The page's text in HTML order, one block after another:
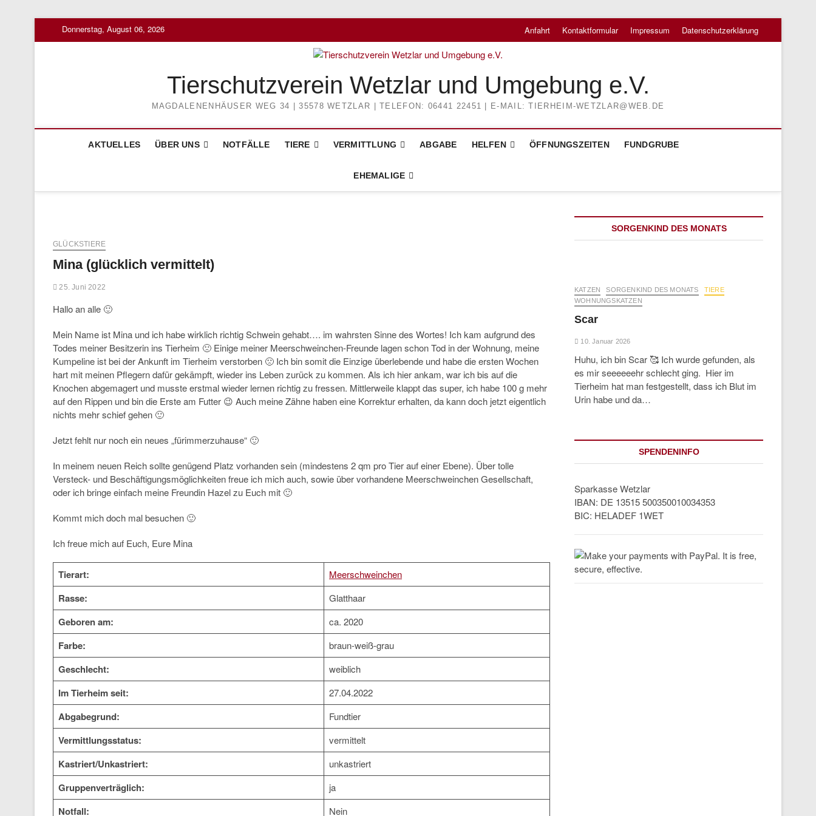
Donnerstag, August 06, 2026 Anfahrt Kontaktformular Impressum Datenschutzerklärung
Tierschutzverein Wetzlar und Umgebung e.V.
MAGDALENENHÄUSER WEG 34 | 35578 WETZLAR | TELEFON: 06441 22451 | E-MAIL: TIERHEIM-WETZLAR@WEB.DE
AKTUELLES ÜBER UNS NOTFÄLLE TIERE VERMITTLUNG ABGABE HELFEN ÖFFNUNGSZEITEN FUNDGRUBE
EHEMALIGE
GLÜCKSTIERE
Mina (glücklich vermittelt)
25. Juni 2022
Hallo an alle 🙂
Mein Name ist Mina und ich habe wirklich richtig Schwein gehabt…. im wahrsten Sinne des Wortes! Ich kam aufgrund des
Todes meiner Besitzerin ins Tierheim 🙁 Einige meiner Meerschweinchen-Freunde lagen schon Tod in der Wohnung, meine
Kumpeline ist bei der Ankunft im Tierheim verstorben 🙁 Ich bin somit die Einzige überlebende und habe die ersten Wochen
hart mit meinen Pflegern dafür gekämpft, wieder ins Leben zurück zu kommen. Als ich hier ankam, war ich bis auf die
Knochen abgemagert und musste erstmal wieder lernen richtig zu fressen. Mittlerweile klappt das super, ich habe 100 g mehr
auf den Rippen und bin die Erste am Futter 😉 Auch meine Zähne haben eine Korrektur erhalten, da kann doch jetzt eigentlich
nichts mehr schief gehen 🙂
Jetzt fehlt nur noch ein neues „fürimmerzuhause“ 🙂
In meinem neuen Reich sollte genügend Platz vorhanden sein (mindestens 2 qm pro Tier auf einer Ebene). Über tolle
Versteck- und Beschäftigungsmöglichkeiten freue ich mich auch, sowie über vorhandene Meerschweinchen Gesellschaft,
oder ich bringe einfach meine Freundin Hazel zu Euch mit 🙂
Kommt mich doch mal besuchen 🙂
Ich freue mich auf Euch, Eure Mina
Tierart: Meerschweinchen
Rasse: Glatthaar
Geboren am: ca. 2020
Farbe: braun-weiß-grau
Geschlecht: weiblich
Im Tierheim seit: 27.04.2022
Abgabegrund: Fundtier
Vermittlungsstatus: vermittelt
Kastriert/Unkastriert: unkastriert
Gruppenverträglich: ja
Notfall: Nein
SORGENKIND DES MONATS
KATZEN SORGENKIND DES MONATS
TIERE
WOHNUNGSKATZEN
Scar
10. Januar 2026
Huhu, ich bin Scar 🥰 Ich wurde gefunden, als
es mir seeeeeehr schlecht ging. Hier im
Tierheim hat man festgestellt, dass ich Blut im
Urin habe und da…
SPENDENINFO
Sparkasse Wetzlar
IBAN: DE 13515 500350010034353
BIC: HELADEF 1WET